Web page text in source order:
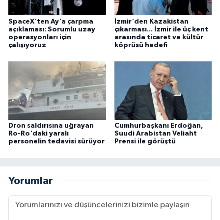
SpaceX'ten Ay'a çarpma
açıklaması: Sorumlu uzay
operasyonları için
çalışıyoruz
İzmir'den Kazakistan
çıkarması... İzmir ile üç kent
arasında ticaret ve kültür
köprüsü hedefi
Dron saldırısına uğrayan
Ro-Ro'daki yaralı
personelin tedavisi sürüyor
Cumhurbaşkanı Erdoğan,
Suudi Arabistan Veliaht
Prensi ile görüştü
Yorumlar